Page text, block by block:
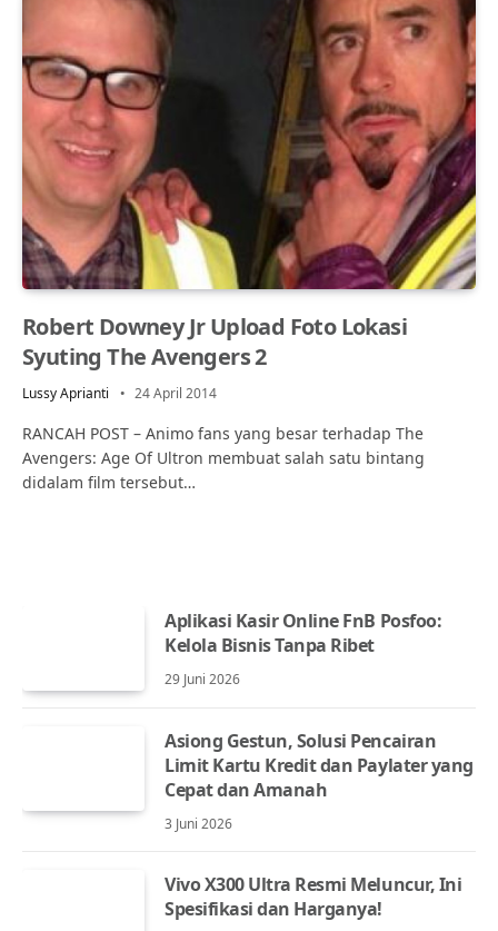
Robert Downey Jr Upload Foto Lokasi
Syuting The Avengers 2
Lussy Aprianti 24 April 2014
RANCAH POST – Animo fans yang besar terhadap The
Avengers: Age Of Ultron membuat salah satu bintang
didalam film tersebut…
Aplikasi Kasir Online FnB Posfoo:
Kelola Bisnis Tanpa Ribet
29 Juni 2026
Asiong Gestun, Solusi Pencairan
Limit Kartu Kredit dan Paylater yang
Cepat dan Amanah
3 Juni 2026
Vivo X300 Ultra Resmi Meluncur, Ini
Spesifikasi dan Harganya!